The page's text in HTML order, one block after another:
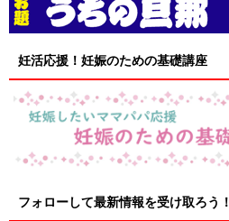
妊活応援！妊娠のための基礎講座
フォローして最新情報を受け取ろう！